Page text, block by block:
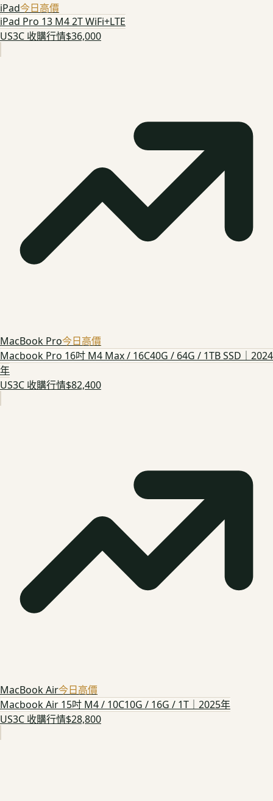
iPad今日高價
iPad Pro 13 M4 2T WiFi+LTE
US3C 收購行情$36,000
MacBook Pro今日高價
Macbook Pro 16吋 M4 Max / 16C40G / 64G / 1TB SSD｜2024
年
US3C 收購行情$82,400
MacBook Air今日高價
Macbook Air 15吋 M4 / 10C10G / 16G / 1T｜2025年
US3C 收購行情$28,800